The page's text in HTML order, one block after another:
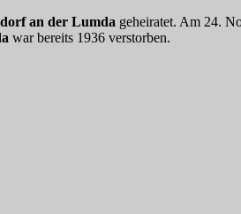
an der Lumda geheiratet. Am 24.
war bereits 1936 verstorben.